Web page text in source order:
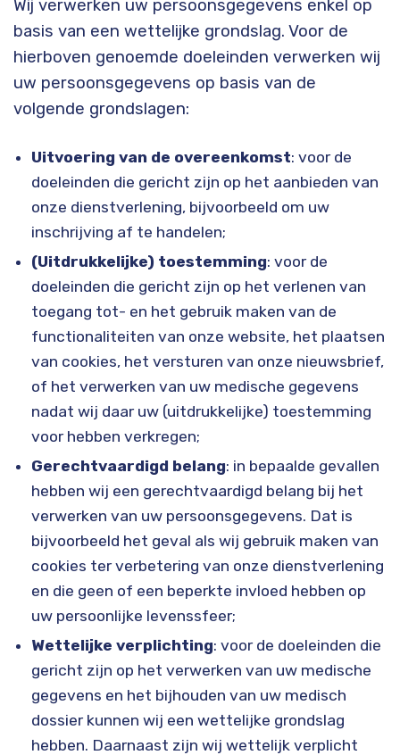
Wij verwerken uw persoonsgegevens enkel op
basis van een wettelijke grondslag. Voor de
hierboven genoemde doeleinden verwerken wij
uw persoonsgegevens op basis van de
volgende grondslagen:
Uitvoering van de overeenkomst: voor de
doeleinden die gericht zijn op het aanbieden van
onze dienstverlening, bijvoorbeeld om uw
inschrijving af te handelen;
(Uitdrukkelijke) toestemming: voor de
doeleinden die gericht zijn op het verlenen van
toegang tot- en het gebruik maken van de
functionaliteiten van onze website, het plaatsen
van cookies, het versturen van onze nieuwsbrief,
of het verwerken van uw medische gegevens
nadat wij daar uw (uitdrukkelijke) toestemming
voor hebben verkregen;
Gerechtvaardigd belang: in bepaalde gevallen
hebben wij een gerechtvaardigd belang bij het
verwerken van uw persoonsgegevens. Dat is
bijvoorbeeld het geval als wij gebruik maken van
cookies ter verbetering van onze dienstverlening
en die geen of een beperkte invloed hebben op
uw persoonlijke levenssfeer;
Wettelijke verplichting: voor de doeleinden die
gericht zijn op het verwerken van uw medische
gegevens en het bijhouden van uw medisch
dossier kunnen wij een wettelijke grondslag
hebben. Daarnaast zijn wij wettelijk verplicht